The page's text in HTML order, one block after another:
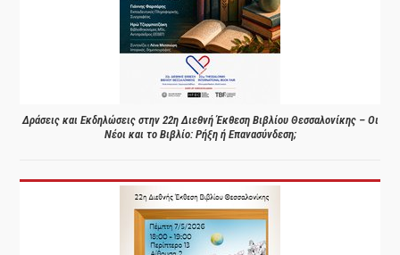
Δράσεις και Εκδηλώσεις στην 22η Διεθνή Έκθεση Βιβλίου Θεσσαλονίκης – Οι
Νέοι και το Βιβλίο: Ρήξη ή Επανασύνδεση;